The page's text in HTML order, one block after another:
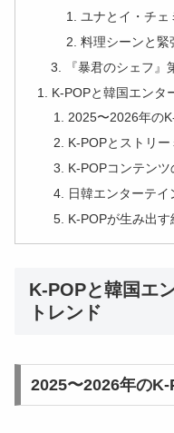
ユナとイ・チェ
料理シーンと緊
『暴君のシェフ
K-POPと韓国エンタ
2025〜2026年の
K-POPとストリ
K-POPコンテン
日韓エンターテ
K-POPが生み出す
K-POPと韓国エ
トレンド
2025〜2026年の